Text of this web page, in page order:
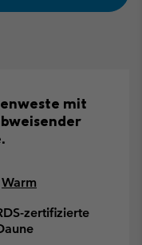
mit
Warm
zertifizierte